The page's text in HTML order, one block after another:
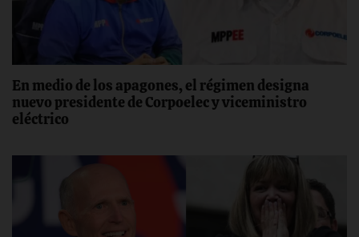
En medio de los apagones, el régimen designa
nuevo presidente de Corpoelec y viceministro
eléctrico